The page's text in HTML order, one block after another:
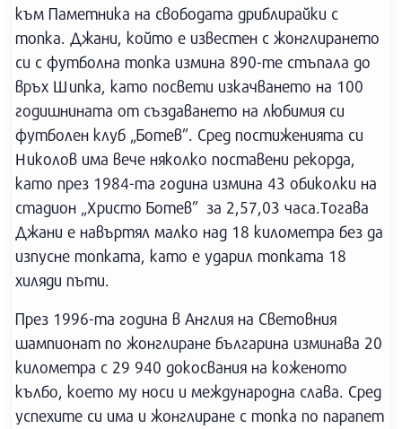
към Паметника на свободата дриблирайки с
топка. Джани, който е известен с жонглирането
си с футболна топка измина 890-те стъпала до
връх Шипка, като посвети изкачването на 100
годишнината от създаването на любимия си
футболен клуб „Ботев”. Сред постиженията си
Николов има вече няколко поставени рекорда,
като през 1984-та година измина 43 обиколки на
стадион „Христо Ботев” за 2,57,03 часа.Тогава
Джани е навъртял малко над 18 километра без да
изпусне топката, като е ударил топката 18
хиляди пъти.
През 1996-та година в Англия на Световния
шампионат по жонглиране българина изминава 20
километра с 29 940 докосвания на коженото
кълбо, което му носи и международна слава. Сред
успехите си има и жонглиране с топка по парапет